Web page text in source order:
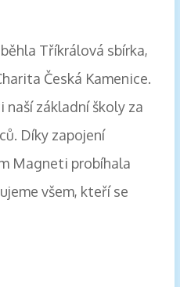
Tříkrálová sbírka,
Česká Kamenice.
naší základní školy za
Díky zapojení
Magneti probíhala
všem, kteří se